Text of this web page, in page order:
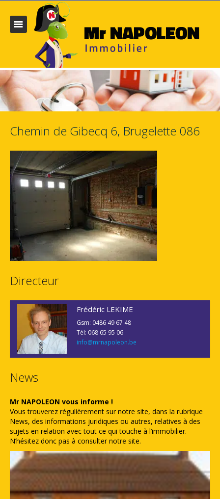
Chemin de Gibecq 6, Brugelette 086
Directeur
Frédéric LEKIME
Gsm: 0486 49 67 48
Tél: 068 65 95 06
info@mrnapoleon.be
News
Mr NAPOLEON vous informe !
Vous trouverez régulièrement sur notre site, dans la rubrique
News, des informations juridiques ou autres, relatives à des
sujets en relation avec tout ce qui touche à l’immobilier.
N’hésitez donc pas à consulter notre site.